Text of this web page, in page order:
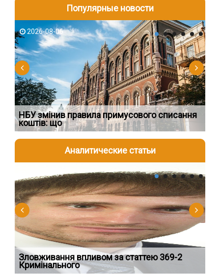
Популярные новости
2026-08-06
НБУ змінив правила примусового списання
коштів: що
Аналитические статьи
2026-08-04
Зловживання впливом за статтею 369-2
Кримінального